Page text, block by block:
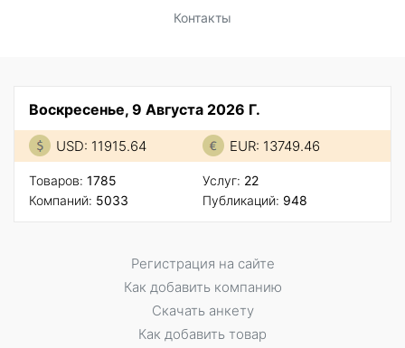
Контакты
Воскресенье, 9 Августа 2026 Г.
USD: 11915.64 EUR: 13749.46
Товаров: 1785
Компаний: 5033
Услуг: 22
Публикаций: 948
Регистрация на сайте
Как добавить компанию
Скачать анкету
Как добавить товар